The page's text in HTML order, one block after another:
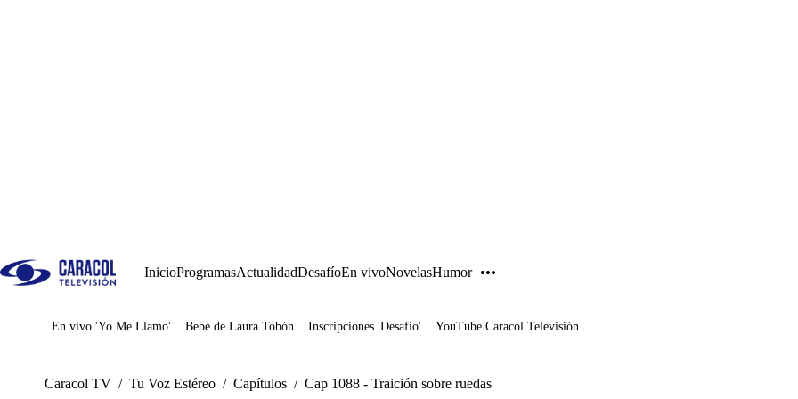
InicioProgramasActualidadDesafíoEn vivoNovelasHumor
Juegos
En vivo 'Yo Me Llamo' Bebé de Laura Tobón Inscripciones 'Desafío' YouTube Caracol Televisión
Caracol TV / Tu Voz Estéreo / Capítulos / Cap 1088 - Traición sobre ruedas